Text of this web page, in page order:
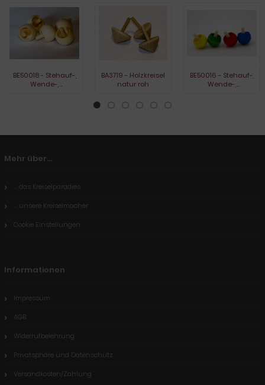
BE50018 - Stehauf-,
Wende-,
BA3719 - Holzkreisel
natur roh
BE50016 - Stehauf-,
Wende-,
Mehr über...
... das Kreiselparadies
... unsere Kreiselmacher
Cookie Einstellungen
Informationen
Impressum
AGB
Widerrufbelehrung
Privatsphäre und Datenschutz
Versandkosten/Zahlung